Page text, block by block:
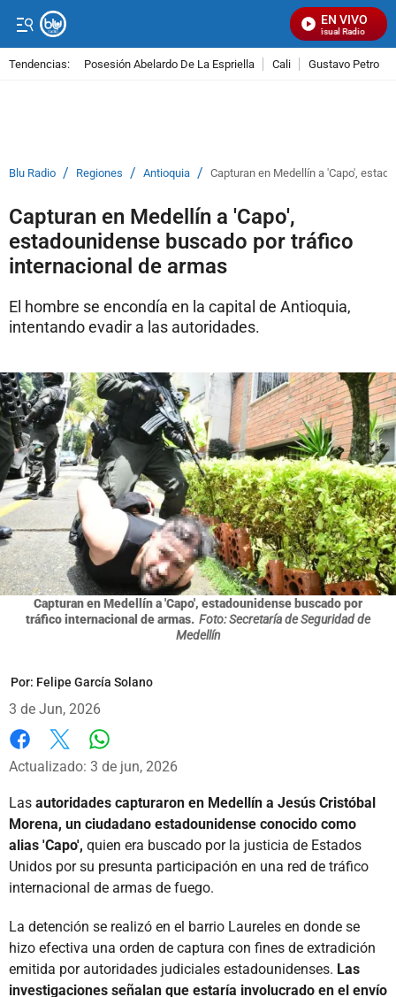
EN VIVO
Señal Visual Radio
Tendencias: Posesión Abelardo De La Espriella Cali Gustavo Petro
Blu Radio / Regiones / Antioquia / Capturan en Medellín a 'Capo',
Capturan en Medellín a 'Capo',
estadounidense buscado por tráfico
internacional de armas
El hombre se encondía en la capital de Antioquia,
intentando evadir a las autoridades.
Capturan en Medellín a 'Capo', estadounidense buscado por
tráfico internacional de armas. Foto: Secretaría de Seguridad de
Medellín
Por: Felipe García Solano
3 de Jun, 2026
Facebook
X
Actualizado: 3 de jun, 2026
Las autoridades capturaron en Medellín a Jesús Cristóbal
Morena, un ciudadano estadounidense conocido como
alias 'Capo', quien era buscado por la justicia de Estados
Unidos por su presunta participación en una red de tráfico
internacional de armas de fuego.
La detención se realizó en el barrio Laureles en donde se
hizo efectiva una orden de captura con fines de extradición
emitida por autoridades judiciales estadounidenses. Las
investigaciones señalan que estaría involucrado en el envío